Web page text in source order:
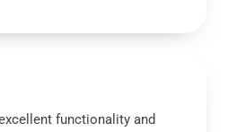
functionality and